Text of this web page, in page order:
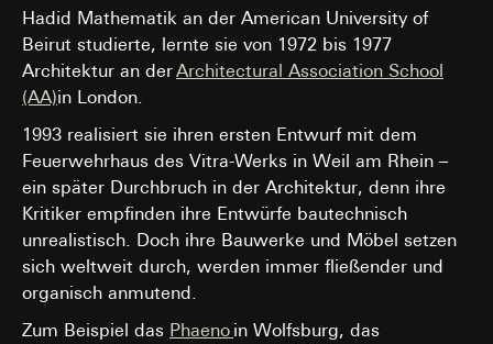
Hadid Mathematik an der American University of
Beirut studierte, lernte sie von 1972 bis 1977
Architektur an derArchitectural Association School
(AA)in London.
1993 realisiert sie ihren ersten Entwurf mit dem
Feuerwehrhaus des Vitra-Werks in Weil am Rhein –
ein später Durchbruch in der Architektur, denn ihre
Kritiker empfinden ihre Entwürfe bautechnisch
unrealistisch. Doch ihre Bauwerke und Möbel setzen
sich weltweit durch, werden immer fließender und
organisch anmutend.
Zum Beispiel das Phaeno in Wolfsburg, das